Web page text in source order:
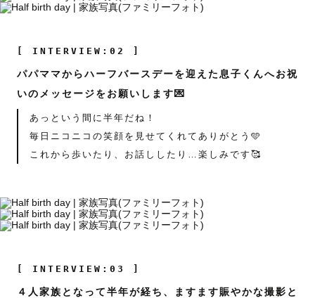
[ INTERVIEW:02 ]
パパママからハーフバースデーを迎えた息子くんへお祝
いのメッセージをお願いします💌
あっという間に半年だね！
毎日ニコニコの笑顔を見せてくれてありがとう🩵
これから歩いたり、お話ししたり…楽しみです🥰
[ INTERVIEW:03 ]
４人家族となって半年が経ち、ますます賑やかな撮影と